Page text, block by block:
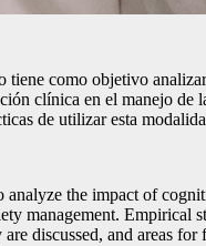
tiene como objetivo
clínica en el manejo de
de utilizar esta
analyze the impact of
management. Empirical
discussed, and areas